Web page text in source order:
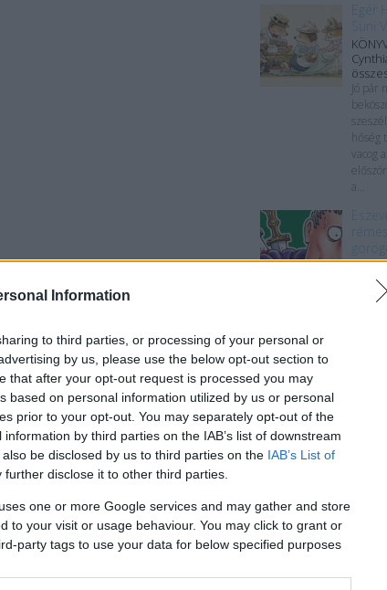
Information
to third parties, or processing of your personal or
by us, please use the below opt-out section to
that after your opt-out request is processed you may
based on personal information utilized by us or personal
prior to your opt-out. You may separately opt-out of the
by third parties on the IAB’s list of downstream
be disclosed by us to third parties on the IAB’s List of
further disclose it to other third parties.
one or more Google services and may gather and store
to your visit or usage behaviour. You may click to grant or
party tags to use your data for below specified purposes
Egér
Süni
Jó
hőség
vacog
a...
első
alig
„Ha
velük
az